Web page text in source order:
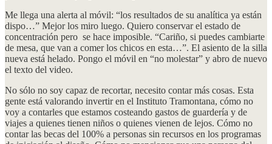
Me llega una alerta al móvil: “los resultados de su analítica ya están
dispo…” Mejor los miro luego. Quiero conservar el estado de
concentración pero se hace imposible. “Cariño, si puedes cambiarte
de mesa, que van a comer los chicos en esta…”. El asiento de la silla
nueva está helado. Pongo el móvil en “no molestar” y abro de nuevo
el texto del video.
No sólo no soy capaz de recortar, necesito contar más cosas. Esta
gente está valorando invertir en el Instituto Tramontana, cómo no
voy a contarles que estamos costeando gastos de guardería y de
viajes a quienes tienen niños o quienes vienen de lejos. Cómo no
contar las becas del 100% a personas sin recursos en los programas